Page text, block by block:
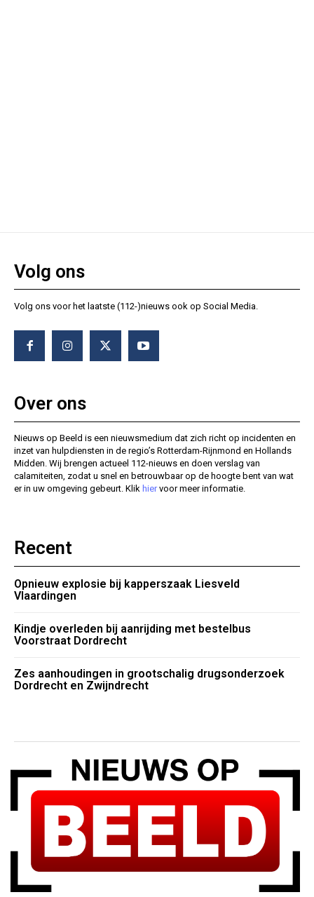
Volg ons
Volg ons voor het laatste (112-)nieuws ook op Social Media.
Over ons
Nieuws op Beeld is een nieuwsmedium dat zich richt op incidenten en
inzet van hulpdiensten in de regio’s Rotterdam-Rijnmond en Hollands
Midden. Wij brengen actueel 112-nieuws en doen verslag van
calamiteiten, zodat u snel en betrouwbaar op de hoogte bent van wat
er in uw omgeving gebeurt. Klik hiervoor meer informatie.
Recent
Opnieuw explosie bij kapperszaak Liesveld
Vlaardingen
Kindje overleden bij aanrijding met bestelbus
Voorstraat Dordrecht
Zes aanhoudingen in grootschalig drugsonderzoek
Dordrecht en Zwijndrecht